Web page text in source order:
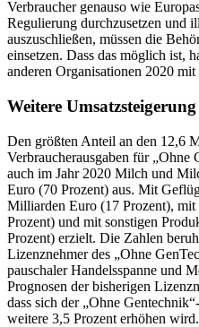
Verbraucher genauso wie
Regulierung durchzusetzen und
auszuschließen, müssen die
einsetzen. Dass das möglich ist,
anderen Organisationen 2020
Weitere
Den größten Anteil an den 12,6
Verbraucherausgaben für „Ohne
auch im Jahr 2020 Milch und
Euro (70 Prozent) aus. Mit
Milliarden Euro (17 Prozent),
Prozent) und mit sonstigen
Prozent) erzielt. Die Zahlen
Lizenznehmer des „Ohne
pauschaler Handelsspanne und
Prognosen der bisherigen
dass sich der „Ohne
weitere 3,5 Prozent erhöhen wird.